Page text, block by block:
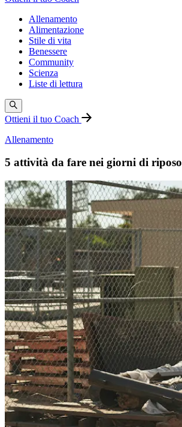
Allenamento
Alimentazione
Stile di vita
Benessere
Community
Scienza
Liste di lettura
Ottieni il tuo Coach
Allenamento
5 attività da fare nei giorni di riposo